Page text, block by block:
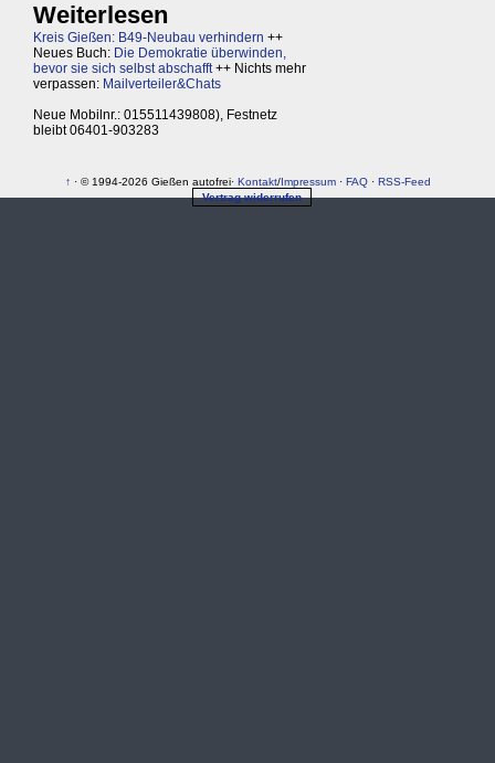
Weiterlesen
Kreis Gießen: B49-Neubau verhindern ++
Neues Buch: Die Demokratie überwinden,
bevor sie sich selbst abschafft++ Nichts mehr
verpassen: Mailverteiler&Chats
Neue Mobilnr.: 015511439808), Festnetz
bleibt 06401-903283
↑ · © 1994-2026 Gießen autofrei· Kontakt/Impressum· FAQ· RSS-Feed
Vertrag widerrufen